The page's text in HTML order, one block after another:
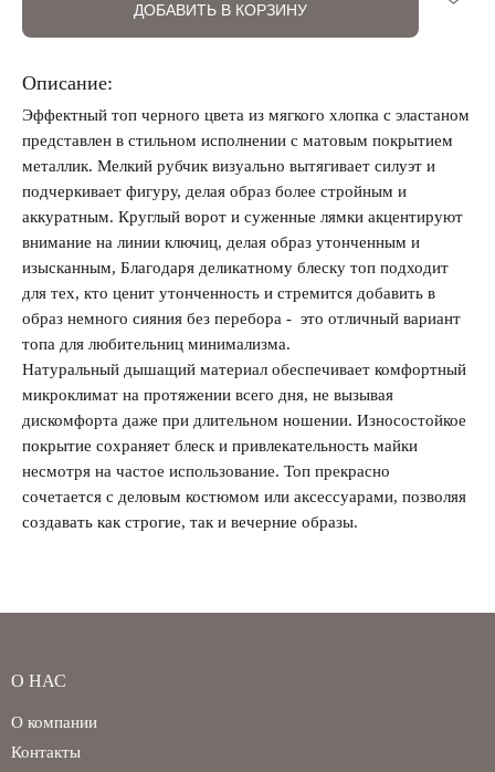
Запомнить меня на этом компьютере
Забыли свой пароль?
ДОБАВИТЬ В КОРЗИНУ
Описание:
Эффектный топ черного цвета из мягкого хлопка с эластаном
представлен в стильном исполнении с матовым покрытием
металлик. Мелкий рубчик визуально вытягивает силуэт и
подчеркивает фигуру, делая образ более стройным и
аккуратным. Круглый ворот и суженные лямки акцентируют
внимание на линии ключиц, делая образ утонченным и
изысканным, Благодаря деликатному блеску топ подходит
для тех, кто ценит утонченность и стремится добавить в
образ немного сияния без перебора - это отличный вариант
топа для любительниц минимализма.
Натуральный дышащий материал обеспечивает комфортный
микроклимат на протяжении всего дня, не вызывая
дискомфорта даже при длительном ношении. Износостойкое
покрытие сохраняет блеск и привлекательность майки
несмотря на частое использование. Топ прекрасно
сочетается с деловым костюмом или аксессуарами, позволяя
создавать как строгие, так и вечерние образы.
О НАС
О компании
Контакты